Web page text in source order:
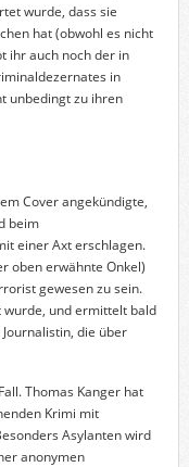
wurde, dass sie
hat (obwohl es nicht
ihr auch noch der in
in
unbedingt zu ihren
Cover angekündigte,
beim
einer Axt erschlagen.
oben erwähnte Onkel)
gewesen zu sein.
wurde, und ermittelt bald
die über
Thomas Kanger hat
Krimi mit
Asylanten wird
anonymen